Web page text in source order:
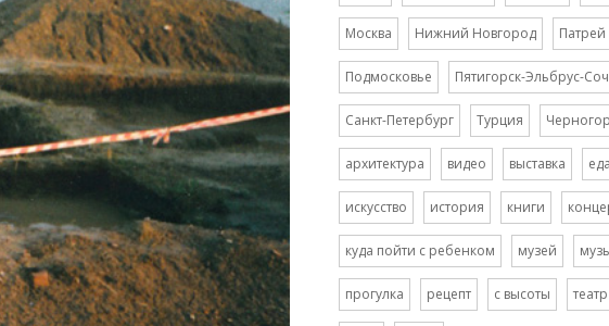
Москва Нижний Новгород Патрей
Подмосковье Пятигорск-Эльбрус-
Санкт-Петербург Турция
архитектура видео выставка
искусство история книги
куда пойти с ребенком музей
прогулка рецепт с высоты театр